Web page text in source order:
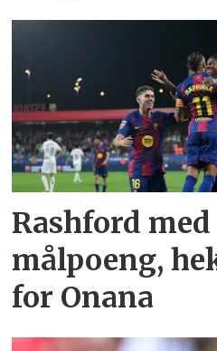
Rashford
målpoeng,
for Onana